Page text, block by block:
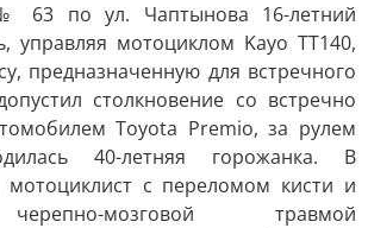
63 по ул. Чаптынова 16-летний
управляя мотоциклом Kayo TT140,
предназначенную для встречного
столкновение со встречно
Toyota Premio, за рулем
40-летняя горожанка. В
мотоциклист с переломом кисти и
мозговой травмой